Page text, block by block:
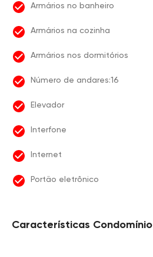
Armários no banheiro
Armários na cozinha
Armários nos dormitórios
Número de andares:16
Elevador
Interfone
Internet
Portão eletrônico
Características Condomínio